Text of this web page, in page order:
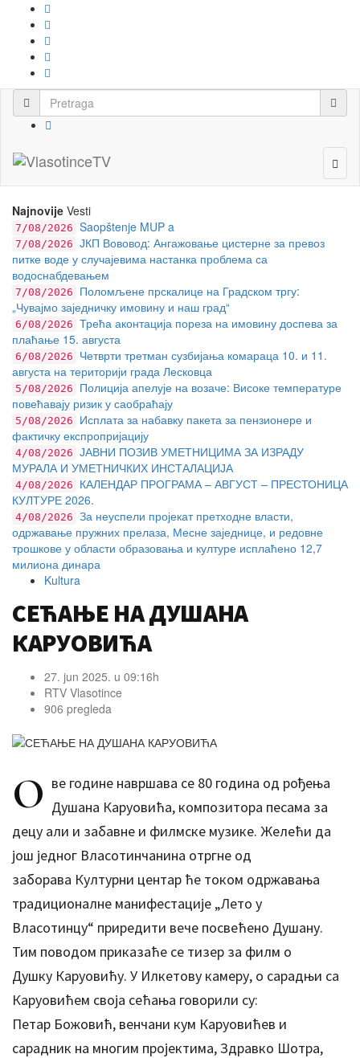
Najnovije Vesti
7/08/2026 Saopštenje MUP a
7/08/2026 ЈКП Вововод: Ангажовање цистерне за превоз
питке воде у случајевима настанка проблема са
водоснабдевањем
7/08/2026
Поломљене прскалице на Градском тргу:
„Чувајмо заједничку имовину и наш град“
6/08/2026 Трећа аконтација пореза на имовину доспева за
плаћање 15. августа
6/08/2026
Четврти третман сузбијања комараца 10. и 11.
августа на територији града Лесковца
5/08/2026
Полиција апелује на возаче: Високе температуре
повећавају ризик у саобраћају
5/08/2026
Исплата за набавку пакета за пензионере и
фактичку експропријацију
4/08/2026 ЈАВНИ ПОЗИВ УМЕТНИЦИМА ЗА ИЗРАДУ
МУРАЛА И УМЕТНИЧКИХ ИНСТАЛАЦИЈА
4/08/2026
КАЛЕНДАР ПРОГРАМА – АВГУСТ – ПРЕСТОНИЦА
КУЛТУРЕ 2026.
4/08/2026 За неуспели пројекат претходне власти,
одржавање пружних прелаза, Месне заједнице, и редовне
трошкове у области образовања и културе исплаћено 12,7
милиона динара
Kultura
СЕЋАЊЕ НА ДУШАНА
КАРУОВИЋА
27. jun 2025. u 09:16h
RTV Vlasotince
906 pregleda
О ве године навршава се 80 година од рођења
Душана Каруовића, композитора песама за
децу али и забавне и филмске музике. Желећи да
још једног Власотинчанина отргне од
заборава Културни центар ће током одржавања
традиционалне манифестације „Лето у
Власотинцу“ приредити вече посвећено Душану.
Тим поводом приказаће се тизер за филм о
Душку Каруовићу. У Илкетову камеру, о сарадњи са
Каруовићем своја сећања говорили су:
Петар Божовић, венчани кум Каруовићев и
сарадник на многим пројектима, Здравко Шотра,